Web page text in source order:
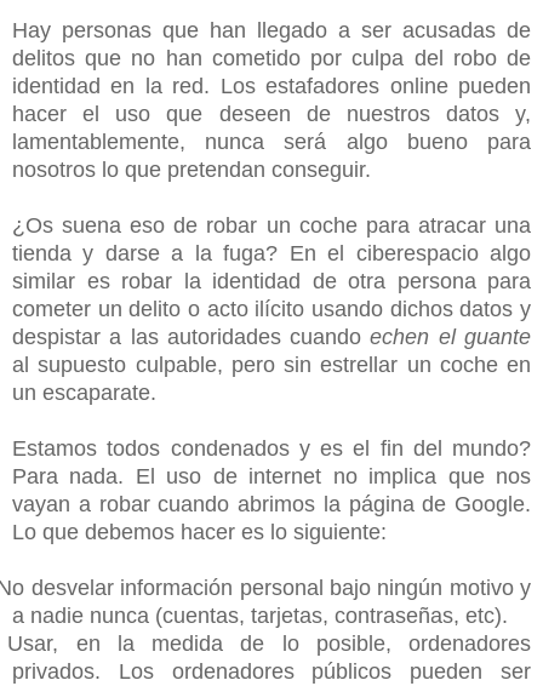
Hay personas que han llegado a ser acusadas de
delitos que no han cometido por culpa del robo de
identidad en la red. Los estafadores online pueden
hacer el uso que deseen de nuestros datos y,
lamentablemente, nunca será algo bueno para
nosotros lo que pretendan conseguir.
¿Os suena eso de robar un coche para atracar una
tienda y darse a la fuga? En el ciberespacio algo
similar es robar la identidad de otra persona para
cometer un delito o acto ilícito usando dichos datos y
despistar a las autoridades cuandoechen el guante
al supuesto culpable, pero sin estrellar un coche en
un escaparate.
Estamos todos condenados y es el fin del mundo?
Para nada. El uso de internet no implica que nos
vayan a robar cuando abrimos la página de Google.
Lo que debemos hacer es lo siguiente:
desvelar información personal bajo ningún motivo y
a nadie nunca (cuentas, tarjetas, contraseñas, etc).
Usar, en la medida de lo posible, ordenadores
privados. Los ordenadores públicos pueden ser